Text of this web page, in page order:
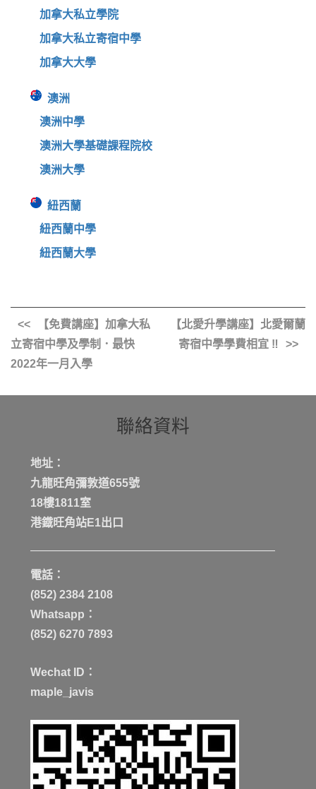
加拿大私立學院
加拿大私立寄宿中學
加拿大大學
澳洲
澳洲中學
澳洲大學基礎課程院校
澳洲大學
紐西蘭
紐西蘭中學
紐西蘭大學
【免費講座】加拿大私
立寄宿中學及學制．最快
2022年一月入學
【北愛升學講座】北愛爾蘭
寄宿中學學費相宜 ‼️
聯絡資料
地址：
九龍旺角彌敦道655號
18樓1811室
港鐡旺角站E1出口
電話：
(852) 2384 2108
Whatsapp：
(852) 6270 7893
Wechat ID：
maple_javis